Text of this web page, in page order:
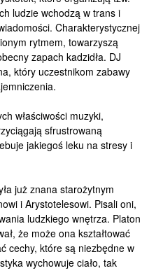
ludzie wchodzą w trans i
Charakterystycznej
rytmem, towarzyszą
zapach kadzidła. DJ
który uczestnikom zabawy
właściwości muzyki,
sfrustrowaną
jakiegoś leku na stresy i
już znana starożytnym
i Arystotelesowi. Pisali oni,
ludzkiego wnętrza. Platon
że może ona kształtować
cechy, które są niezbędne w
wychowuje ciało, tak